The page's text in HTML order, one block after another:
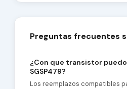
Preguntas frecuentes
¿Con que transistor
SGSP479?
Los reemplazos compatibles